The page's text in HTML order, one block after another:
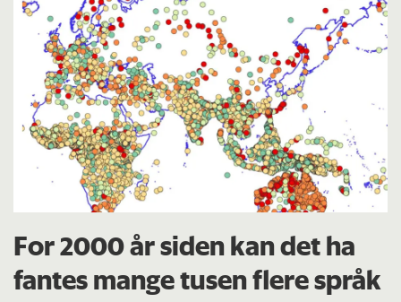
For 2000 år siden kan det ha
fantes mange tusen flere språk